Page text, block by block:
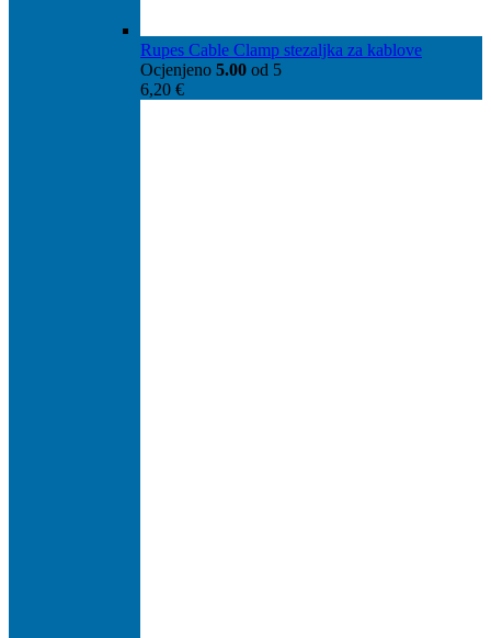
Rupes Cable Clamp stezaljka za kablove
Ocjenjeno 5.00 od 5
6,20 €